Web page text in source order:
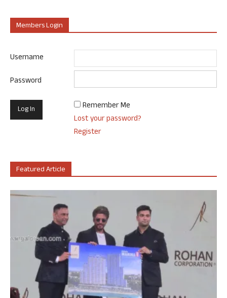
Members Login
Username
Password
Remember Me
Lost your password?
Register
Featured Article